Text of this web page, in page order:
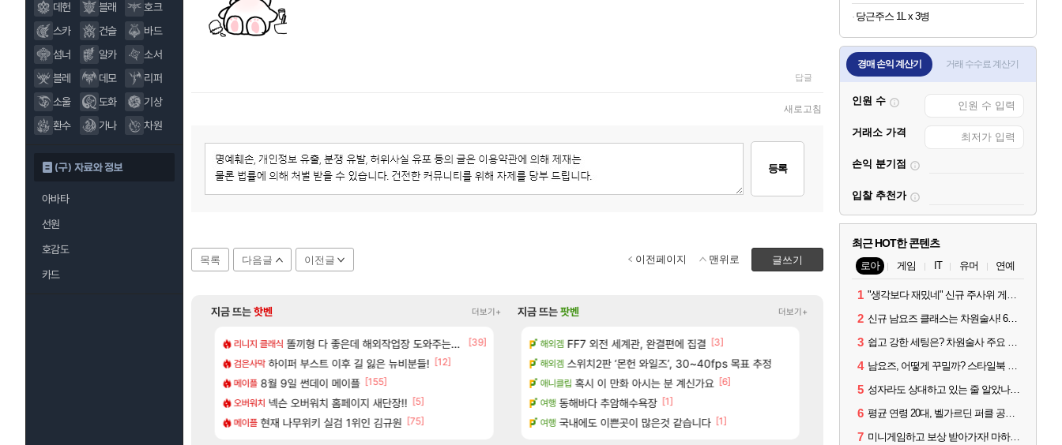
데헌
블래
호크
스카
건슬
바드
섬너
알카
소서
블레
데모
리퍼
소울
도화
기상
환수
가나 차원
(구) 자료와 정보
아바타
선원
호감도
카드
답글
새로고침
등록
목록 다음글 이전글 글쓰기
이전페이지 맨위로
지금 뜨는핫벤 더보기+
리니지 클래식 똘끼형 다 좋은데 해외작업장 도와주는 짓은 좀 아니지않냐?
[39]
검은사막 하이퍼 부스트 이후 길 잃은 뉴비분들! [12]
메이플 8월 9일 썬데이 메이플 [155]
오버워치 넥슨 오버워치 홈페이지 새단장!! [5]
메이플 현재 나무위키 실검 1위인 김규원 [75]
로아 골드 파는 게 왜 쌀숭이임? [183]
리니지M 아떨린다 한시간후면 [13]
리니지M 주말패키지가 나왔읍니다. [14]
와우 공장: xx님 옴니움 장서 안하셨어요?
메이플 아니 뭔 샤타 안 나왔다고 진짜 화내는 사람도 있네
ㅇㅂ)진짜 개웃기네 ㅋㅋ [47]
썬데이가 샤타가 아닌 큰 이유는 경매장 불안정때문일듯
파리바게트 본사에서 연락왔음
메이플 역사상 최고의 약코 [44]
지금 뜨는팟벤 더보기+
아스오라 아스오라 성우 정보 및 출연작 모음
명조 명조 공식 이모티콘 이벤트 진행해봤습니다! 참여부터 추첨까지????
아스오라 아키츠 아키나 성우 정보 및 주요 필모
비스트 모든 성소 위치 공략 (40개) - 귀환한 영혼 도전과제
리밋제로 프롤로그 테스트를 마치고.. (feat. 리아)
해외겜 FF7 외전 세계관, 완결편에 집결 [3]
해외겜 스위치2판 ‘몬헌 와일즈’, 30~40fps 목표 추정
애니클립 혹시 이 만화 아시는 분 계신가요 [6]
여행 동해바다 추암해수욕장 [1]
여행 국내에도 이쁜곳이 많은것 같습니다 [1]
해외겜 중국 CXMT, D램 매출 점유율 7%…글로벌 4위로 부상
해외겜 AI발 원가 압박, 메인보드값 오르나
리싱크드 리싱크드 1.06 패치노트 (8/5)
아사쿠라 마이 성우 정보 및 주요 필모
당근주스 1L x 3병
경매 손익 계산기 거래 수수료 계산기
인원 수
거래소 가격
손익 분기점
입찰 추천가
최근 HOT한 콘텐츠
로아 게임 IT 유머 연예
1 "생각보다 재밌네" 신규 주사위 게임 티카투카 호평
2 신규 남요즈 클래스는 차원술사! 6월 20일 로아온 썸머 정리
3 쉽고 강한 세팅은? 차원술사 주요 빌드와 스킬 코드
4 남요즈, 어떻게 꾸밀까? 스타일북 인기 차원술사 커스터마이즈
5 성자라도 상대하고 있는 줄 알았나? 벨가르딘 이모저모
6 평균 연령 20대, 벨가르딘 퍼클 공대 '영로티'를 만나다
7 미니게임하고 보상 받아가자! 마하라카 썸머 캠프 할 일은?